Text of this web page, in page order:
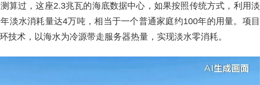
算过，这座2.3兆瓦的海底数据中心，如果按照传统方式，利用淡
淡水消耗量达4万吨，相当于一个普通家庭约100年的用量。项目
技术，以海水为冷源带走服务器热量，实现淡水零消耗。